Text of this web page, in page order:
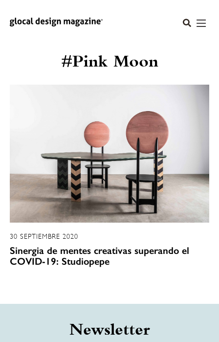
#Pink Moon
30 SEPTIEMBRE 2020
Sinergia de mentes creativas superando el
COVID-19: Studiopepe
Newsletter